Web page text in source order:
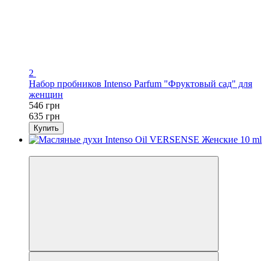
2
Набор пробников Intenso Parfum "Фруктовый сад" для
женщин
546 грн
635 грн
Купить